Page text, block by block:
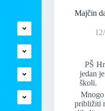
Majčin
PŠ
jedan
školi.
Mnogo
približiti